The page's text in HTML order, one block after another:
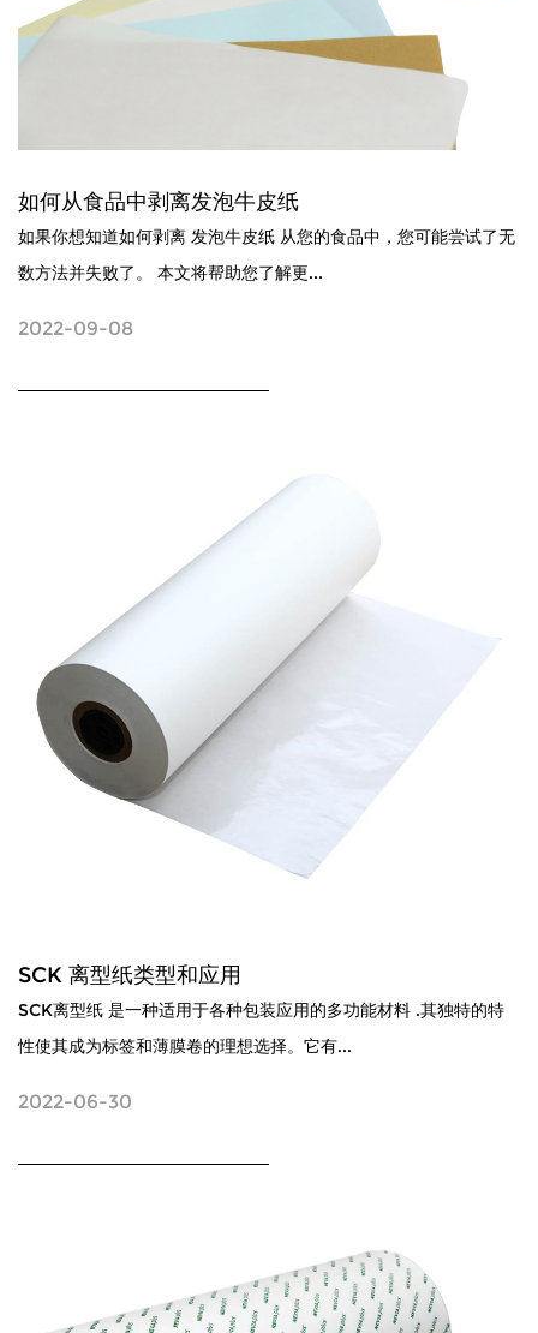
如何从食品中剥离发泡牛皮纸
如果你想知道如何剥离 发泡牛皮纸 从您的食品中，您可能尝试了无
数方法并失败了。 本文将帮助您了解更...
2022-09-08
SCK 离型纸类型和应用
SCK离型纸 是一种适用于各种包装应用的多功能材料 .其独特的特
性使其成为标签和薄膜卷的理想选择。它有...
2022-06-30